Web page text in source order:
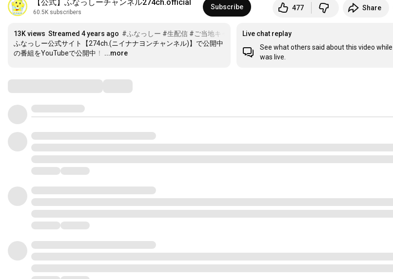
【公式】ふなっしーチャンネル274ch.official
60.5K subscribers
Subscribe 477 Share
13K views Streamed 4 years ago #ふなっしー #生配信 #ご当地キャラ
ふなっしー公式サイト【274ch.(ニイナナヨンチャンネル)】で公開中
の番組をYouTubeで公開中！
…
...more
Live chat replay
See what others said about this video
was live.